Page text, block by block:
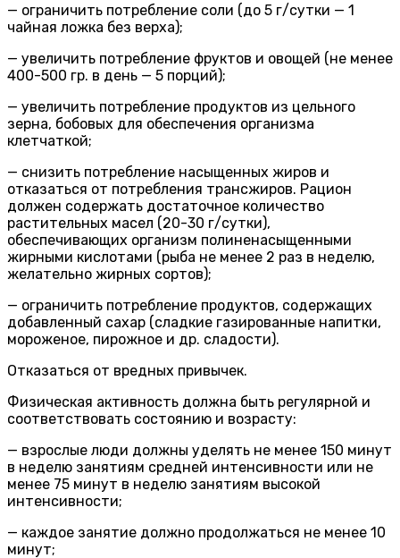
— ограничить потребление соли (до 5 г/сутки — 1
чайная ложка без верха);
— увеличить потребление фруктов и овощей (не менее
400-500 гр. в день — 5 порций);
— увеличить потребление продуктов из цельного
зерна, бобовых для обеспечения организма
клетчаткой;
— снизить потребление насыщенных жиров и
отказаться от потребления трансжиров. Рацион
должен содержать достаточное количество
растительных масел (20-30 г/сутки),
обеспечивающих организм полиненасыщенными
жирными кислотами (рыба не менее 2 раз в неделю,
желательно жирных сортов);
— ограничить потребление продуктов, содержащих
добавленный сахар (сладкие газированные напитки,
мороженое, пирожное и др. сладости).
Отказаться от вредных привычек.
Физическая активность должна быть регулярной и
соответствовать состоянию и возрасту:
— взрослые люди должны уделять не менее 150 минут
в неделю занятиям средней интенсивности или не
менее 75 минут в неделю занятиям высокой
интенсивности;
— каждое занятие должно продолжаться не менее 10
минут;